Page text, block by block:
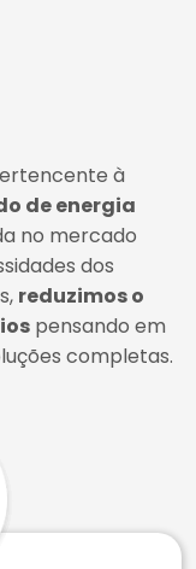
à
de energia
no mercado
dos
reduzimos o
pensando em
completas.